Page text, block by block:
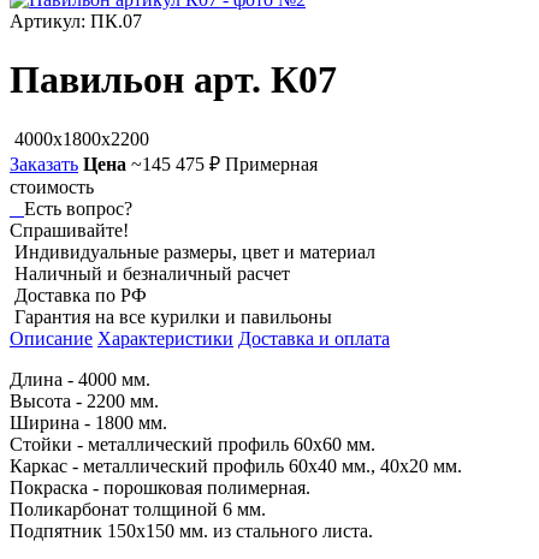
Артикул: ПК.07
Павильон арт. К07
4000x1800x2200
Заказать Цена ~145 475 ₽ Примерная
стоимость
Есть вопрос?
Спрашивайте!
Индивидуальные размеры, цвет и материал
Наличный и безналичный расчет
Доставка по РФ
Гарантия на все курилки и павильоны
Описание Характеристики Доставка и оплата
Длина - 4000 мм.
Высота - 2200 мм.
Ширина - 1800 мм.
Стойки - металлический профиль 60х60 мм.
Каркас - металлический профиль 60х40 мм., 40х20 мм.
Покраска - порошковая полимерная.
Поликарбонат толщиной 6 мм.
Подпятник 150х150 мм. из стального листа.